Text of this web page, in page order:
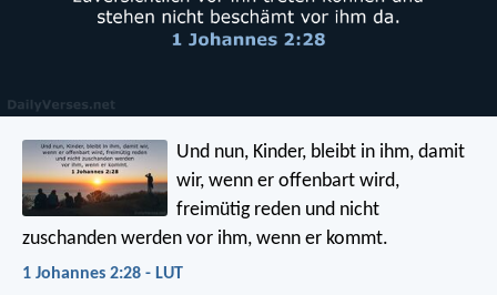
Und nun, Kinder, bleibt in ihm, damit
wir, wenn er offenbart wird,
freimütig reden und nicht
zuschanden werden vor ihm, wenn er kommt.
1 Johannes 2:28 - LUT